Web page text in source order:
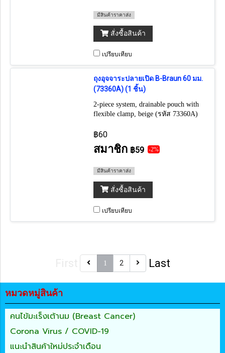
มีสินค้าราคาส่ง
สั่งซื้อสินค้า
เปรียบเทียบ
ถุงอุจจาระปลายเปิด B-Braun 60 มม.
(73360A) (1 ชิ้น)
2-piece system, drainable pouch with
flexible clamp, beige (รหัส 73360A)
กดเลือก 30 ชิ้น)
฿60
สมาชิก ฿59 -2%
มีสินค้าราคาส่ง
สั่งซื้อสินค้า
เปรียบเทียบ
1 2 Last
หมวดหมู่สินค้า
คนไข้มะเร็งเต้านม (Breast Cancer)
Corona Virus / COVID-19
แนะนำสินค้าใหม่ประจำเดือน